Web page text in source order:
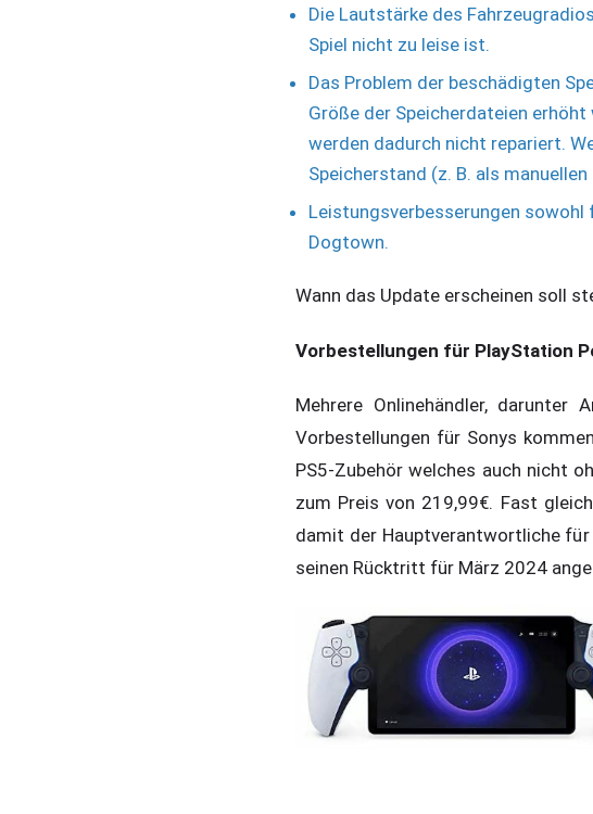
Die Lautstärke des
Spiel nicht zu leise ist.
Das Problem der beschädigten
Größe der Speicherdateien
werden dadurch nicht repariert.
Speicherstand (z. B. als
Leistungsverbesserungen sowohl
Dogtown.
Wann das Update erscheinen soll
Vorbestellungen für PlayStation
Mehrere Onlinehändler, darunter
Vorbestellungen für Sonys
PS5-Zubehör welches auch nicht
zum Preis von 219,99€. Fast
damit der Hauptverantwortliche
seinen Rücktritt für März 2024